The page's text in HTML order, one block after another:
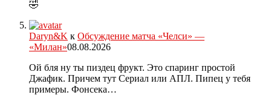
🤣
Daryn&K к Обсуждение матча «Челси» —
«Милан»08.08.2026
Ой бля ну ты пиздец фрукт. Это спаринг простой
Джафик. Причем тут Сериал или АПЛ. Пипец у тебя
примеры. Фонсека…